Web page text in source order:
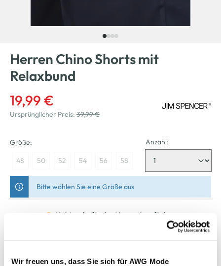
Wir freuen uns, dass Sie sich für AWG Mode
Herren Chino Shorts mit
Relaxbund
19,99 €
Ursprünglicher Preis: 39,99 €
Größe:
48 50 52 54 56 58
Anzahl:
Bitte wählen Sie eine Größe aus
Nicht mehr für den Versand verfügbar